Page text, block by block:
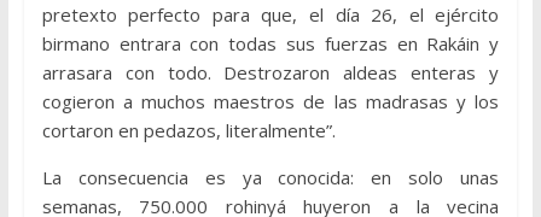
pretexto perfecto para que, el día 26, el ejército
birmano entrara con todas sus fuerzas en Rakáin y
arrasara con todo. Destrozaron aldeas enteras y
cogieron a muchos maestros de las madrasas y los
cortaron en pedazos, literalmente”.
La consecuencia es ya conocida: en solo unas
semanas, 750.000 rohinyá huyeron a la vecina